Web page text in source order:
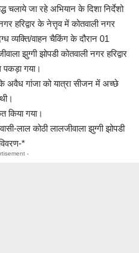
जा रहे अभियान के दिशा निर्देशो
हरिद्वार के नेत्तृव में कोतवाली नगर
व्यक्ति/वाहन चैकिंग के दौरान 01
झुग्गी झोपडी कोतवाली नगर हरिद्वार
गया।
कि अवैध गांजा को यात्रा सीजन में अच्छे
किया गया।
लाल कोठी लालजीवाला झुग्गी झोपडी
*
-